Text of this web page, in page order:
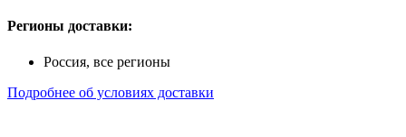
Регионы доставки:
Россия, все регионы
Подробнее об условиях доставки